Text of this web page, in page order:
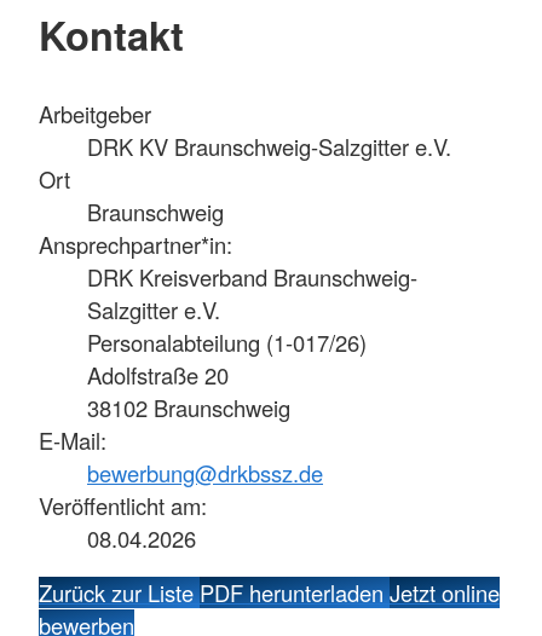
Kontakt
Arbeitgeber
DRK KV Braunschweig-Salzgitter e.V.
Ort
Braunschweig
Ansprechpartner*in:
DRK Kreisverband Braunschweig-
Salzgitter e.V.
Personalabteilung (1-017/26)
Adolfstraße 20
38102 Braunschweig
E-Mail:
bewerbung@drkbssz.de
Veröffentlicht am:
08.04.2026
Zurück zur ListePDF herunterladenJetzt online
bewerben